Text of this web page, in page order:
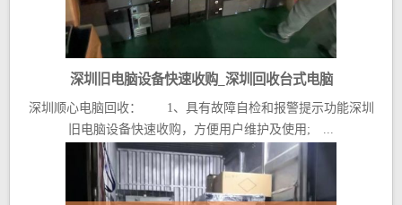
深圳旧电脑设备快速收购_深圳回收台式电脑
深圳顺心电脑回收： 1、具有故障自检和报警提示功能深圳
旧电脑设备快速收购，方便用户维护及使用; ...